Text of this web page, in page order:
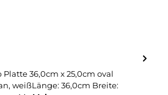
Platte 36,0cm x 25,0cm oval
weißLänge: 36,0cm Breite: